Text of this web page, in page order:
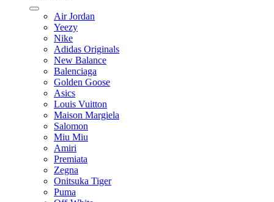
Air Jordan
Yeezy
Nike
Adidas Originals
New Balance
Balenciaga
Golden Goose
Asics
Louis Vuitton
Maison Margiela
Salomon
Miu Miu
Amiri
Premiata
Zegna
Onitsuka Tiger
Puma